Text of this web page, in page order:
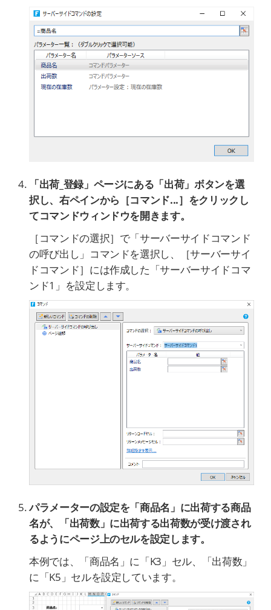
「出荷_登録」ページにある「出荷」ボタンを選
択し、右ペインから［コマンド...］をクリックし
てコマンドウィンドウを開きます。
［コマンドの選択］で「サーバーサイドコマンド
の呼び出し」コマンドを選択し、［サーバーサイ
ドコマンド］には作成した「サーバーサイドコマ
ンド1」を設定します。
パラメーターの設定を「商品名」に出荷する商品
名が、「出荷数」に出荷する出荷数が受け渡され
るようにページ上のセルを設定します。
本例では、「商品名」に「K3」セル、「出荷数」
に「K5」セルを設定しています。